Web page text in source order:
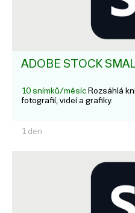
ADOBE STOCK
10 snímků/měsíc Rozsáhlá
fotografií, videí a grafiky.
1 den